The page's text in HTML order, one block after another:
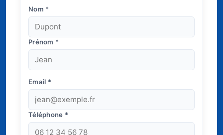
Nom *
Prénom *
Email *
Téléphone *